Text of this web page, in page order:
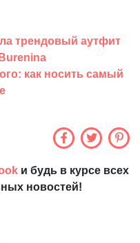
трендовый аутфит
как носить самый
и будь в курсе всех
новостей!